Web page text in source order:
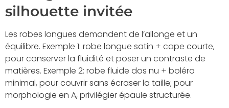
silhouette invitée
Les robes longues demandent de l’allonge et un
équilibre. Exemple 1: robe longue satin + cape courte,
pour conserver la fluidité et poser un contraste de
matières. Exemple 2: robe fluide dos nu + boléro
minimal, pour couvrir sans écraser la taille; pour
morphologie en A, privilégier épaule structurée.